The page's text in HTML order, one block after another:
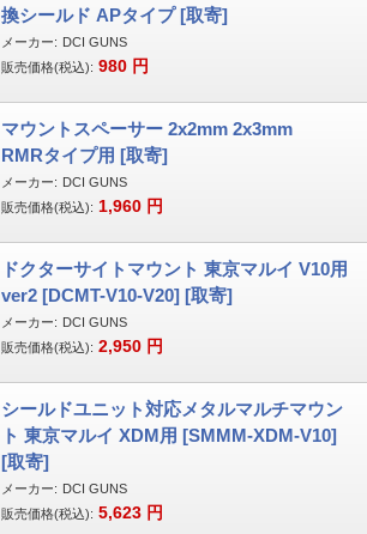
換シールド APタイプ [取寄]
メーカー: DCI GUNS
販売価格(税込): 980 円
マウントスペーサー 2x2mm 2x3mm
RMRタイプ用 [取寄]
メーカー: DCI GUNS
販売価格(税込): 1,960 円
ドクターサイトマウント 東京マルイ V10用
ver2 [DCMT-V10-V20] [取寄]
メーカー: DCI GUNS
販売価格(税込): 2,950 円
シールドユニット対応メタルマルチマウン
ト 東京マルイ XDM用 [SMMM-XDM-V10]
[取寄]
メーカー: DCI GUNS
販売価格(税込): 5,623 円